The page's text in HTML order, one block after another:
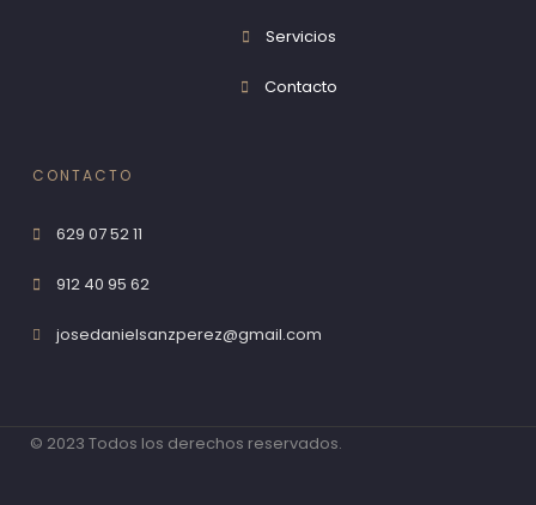
Servicios
Contacto
CONTACTO
629 07 52 11
912 40 95 62
josedanielsanzperez@gmail.com
© 2023 Todos los derechos reservados.